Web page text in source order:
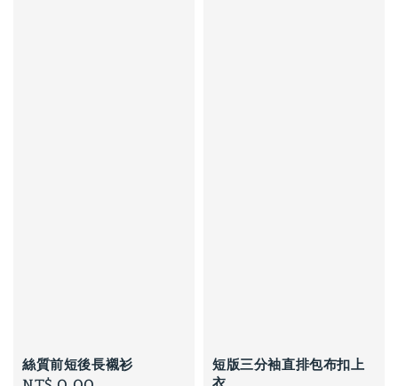
絲質前短後長襯衫
短版三分袖直排包布扣上
衣